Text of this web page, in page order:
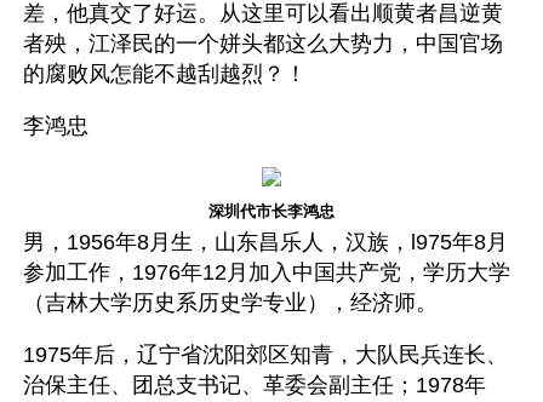
差，他真交了好运。从这里可以看出顺黄者昌逆黄
者殃，江泽民的一个姘头都这么大势力，中国官场
的腐败风怎能不越刮越烈？！
李鸿忠
深圳代市长李鸿忠
男，1956年8月生，山东昌乐人，汉族，l975年8月
参加工作，1976年12月加入中国共产党，学历大学
（吉林大学历史系历史学专业），经济师。
1975年后，辽宁省沈阳郊区知青，大队民兵连长、
治保主任、团总支书记、革委会副主任；1978年